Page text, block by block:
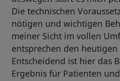
Die technischen
nötigen und wichtigen
meiner Sicht im vollen
entsprechen den
Entscheidend ist hier das
Ergebnis für Patienten